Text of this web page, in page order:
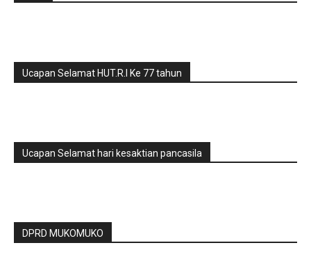
Ucapan Selamat HUT.R.I Ke 77 tahun
Ucapan Selamat hari kesaktian pancasila
DPRD MUKOMUKO